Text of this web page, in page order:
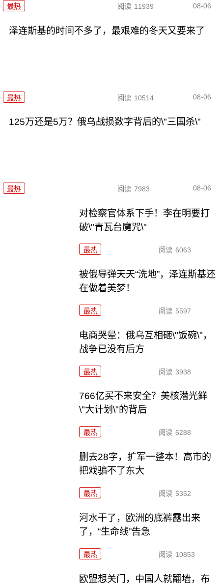
最热 阅读 11939 08-06
泽连斯基的时间不多了，最艰难的冬天又要来了
最热 阅读 10514 08-06
125万还是5万？俄乌战损数字背后的\"三国杀\"
最热 阅读 7983 08-06
对检察官体系下手！李在明要打
破\"青瓦台魔咒\"
最热 阅读 6063
被俄导弹天天“洗地”，泽连斯基还
在做着美梦！
最热 阅读 5597
电商哭晕：俄乌互相砸\"饭碗\"，
战争已没有后方
最热 阅读 3938
766亿买不来安全？美核潜光鲜
\"大计划\"的背后
最热 阅读 6288
删去28字，扩军一整本！高市的
把戏骗不了东大
最热 阅读 5352
河水干了，欧洲的底裤露出来
了，“生命线”告急
最热 阅读 10853
欧盟想关门，中国人就翻墙，布